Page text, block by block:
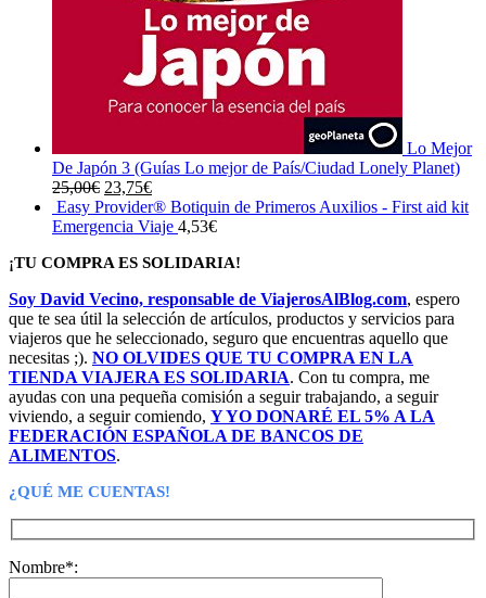
Lo Mejor
De Japón 3 (Guías Lo mejor de País/Ciudad Lonely Planet)
25,00€ El
precio
original
25,00€.
23,75€El
precio
actual
23,75€.
Easy Provider® Botiquin de Primeros Auxilios - First aid kit
Emergencia Viaje 4,53€
¡TU COMPRA ES SOLIDARIA!
Soy David Vecino, responsable de ViajerosAlBlog.com, espero
que te sea útil la selección de artículos, productos y servicios para
viajeros que he seleccionado, seguro que encuentras aquello que
necesitas ;). NO OLVIDES QUE TU COMPRA EN LA
TIENDA VIAJERA ES SOLIDARIA. Con tu compra, me
ayudas con una pequeña comisión a seguir trabajando, a seguir
viviendo, a seguir comiendo, Y YO DONARÉ EL 5% A LA
FEDERACIÓN ESPAÑOLA DE BANCOS DE
ALIMENTOS.
¿QUÉ ME CUENTAS!
Nombre*: